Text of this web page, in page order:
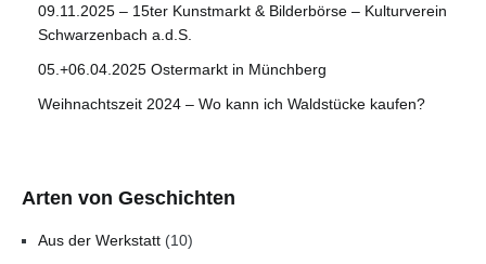
09.11.2025 – 15ter Kunstmarkt & Bilderbörse – Kulturverein
Schwarzenbach a.d.S.
05.+06.04.2025 Ostermarkt in Münchberg
Weihnachtszeit 2024 – Wo kann ich Waldstücke kaufen?
Arten von Geschichten
Aus der Werkstatt (10)